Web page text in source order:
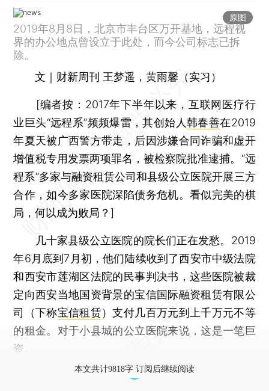
原图
2019年8月8日，北京市丰台区万开基地，远程视
界的办公地点曾设立于此处，而今公司标志已拆
除。
文｜财新周刊 王梦遥，黄雨馨（实习）
[编者按： 2017年下半年以来，互联网医疗行
业巨头“远程系”频频爆雷，其创始人韩春善在2019
年夏天被广西警方带走，后因涉嫌合同诈骗和虚开
增值税专用发票两项罪名，被检察院批准逮捕。“远
程系”多家与融资租赁公司和县级公立医院开展三方
合作，如今多家医院深陷债务危机。看似完美的棋
局，何以成为败局？]
几十家县级公立医院的院长们正在发愁。2019
年6月底到7月初，他们陆续收到了西安市中级法院
和西安市莲湖区法院的民事判决书，这些医院被裁
定向西安当地国资背景的宝信国际融资租赁有限公
司（下称宝信租赁）支付几百万元到上千万元不等
的租金。对于小县城的公立医院来说，这是一笔巨
资。
本文共计9818字 订阅后继续阅读